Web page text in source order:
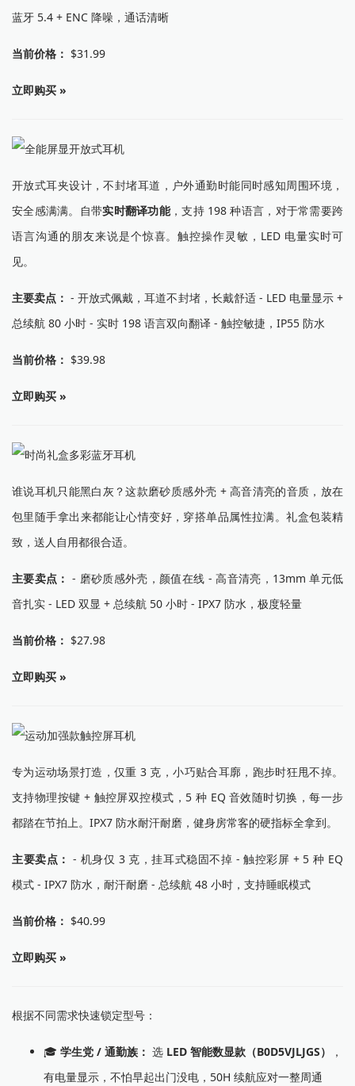
蓝牙 5.4 + ENC 降噪，通话清晰
当前价格： $31.99
立即购买 »
开放式耳夹设计，不封堵耳道，户外通勤时能同时感知周围环境，
安全感满满。自带实时翻译功能，支持 198 种语言，对于常需要跨
语言沟通的朋友来说是个惊喜。触控操作灵敏，LED 电量实时可
见。
主要卖点： - 开放式佩戴，耳道不封堵，长戴舒适 - LED 电量显示 +
总续航 80 小时 - 实时 198 语言双向翻译 - 触控敏捷，IP55 防水
当前价格： $39.98
立即购买 »
谁说耳机只能黑白灰？这款磨砂质感外壳 + 高音清亮的音质，放在
包里随手拿出来都能让心情变好，穿搭单品属性拉满。礼盒包装精
致，送人自用都很合适。
主要卖点： - 磨砂质感外壳，颜值在线 - 高音清亮，13mm 单元低
音扎实 - LED 双显 + 总续航 50 小时 - IPX7 防水，极度轻量
当前价格： $27.98
立即购买 »
专为运动场景打造，仅重 3 克，小巧贴合耳廓，跑步时狂甩不掉。
支持物理按键 + 触控屏双控模式，5 种 EQ 音效随时切换，每一步
都踏在节拍上。IPX7 防水耐汗耐磨，健身房常客的硬指标全拿到。
主要卖点： - 机身仅 3 克，挂耳式稳固不掉 - 触控彩屏 + 5 种 EQ
模式 - IPX7 防水，耐汗耐磨 - 总续航 48 小时，支持睡眠模式
当前价格： $40.99
立即购买 »
根据不同需求快速锁定型号：
🎓 学生党 / 通勤族： 选 LED 智能数显款（B0D5VJLJGS）
，
有电量显示，不怕早起出门没电，50H 续航应对一整周通